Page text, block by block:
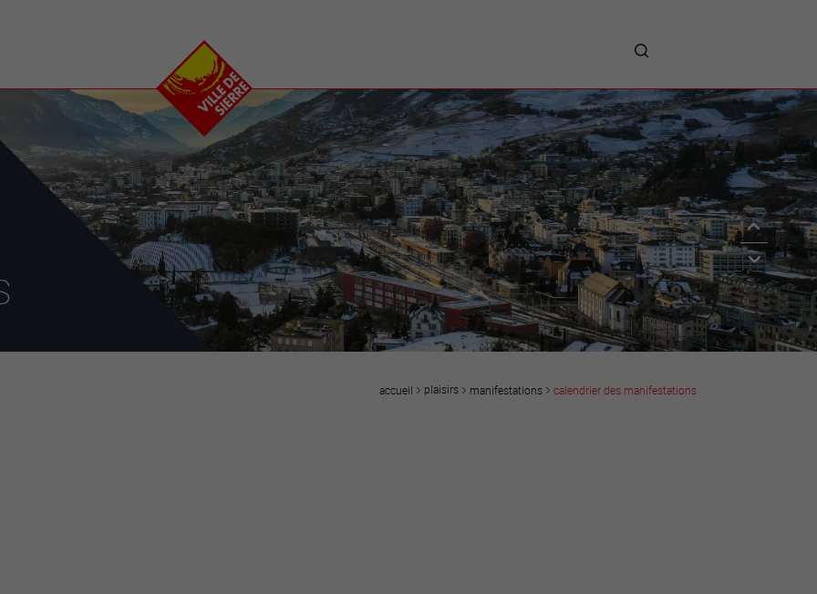
2028
Manifestations
Art et culture
Sport et loisirs
Vins, gastronomie et
séjours
Clubs et associations
Nature
Projets
Chantiers en ville
Plan directeur du
centre-ville
Prestations
Avantages
Unternehmen :
Willkommen!
Companies : Welcome!
Imprese : benvenute!
accueil plaisirs manifestations calendrier des manifestations